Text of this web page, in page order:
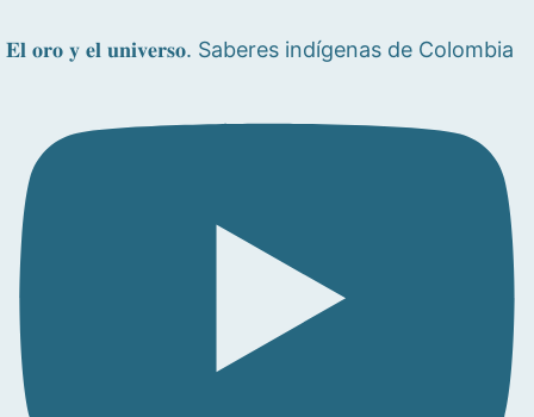
𝐄𝐥 𝐨𝐫𝐨 𝐲 𝐞𝐥 𝐮𝐧𝐢𝐯𝐞𝐫𝐬𝐨. Saberes indígenas de Colombia